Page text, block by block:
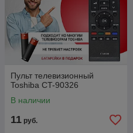
Пульт телевизионный
Toshiba CT-90326
В наличии
11 руб.